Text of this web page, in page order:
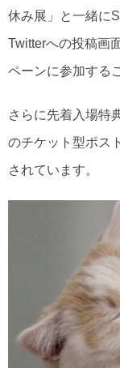
休み展」と一緒に
Twitterへの投稿画
ペーンに参加する
さらに先着入場特
のチケット型ポス
されています。